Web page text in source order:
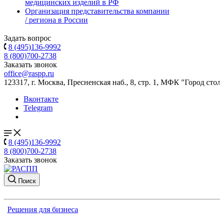
медицинских изделий в РФ
Организация представительства компании
/ региона в России
Задать вопрос
8 (495)136-9992
8 (800)700-2738
Заказать звонок
office@raspp.ru
123317, г. Москва, Пресненская наб., 8, стр. 1, МФК "Город
Вконтакте
Telegram
8 (495)136-9992
8 (800)700-2738
Заказать звонок
Поиск
Решения для бизнеса